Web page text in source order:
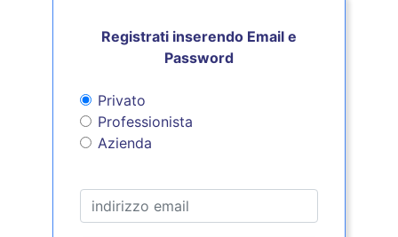
Registrati inserendo Email e
Password
Privato
Professionista
Azienda